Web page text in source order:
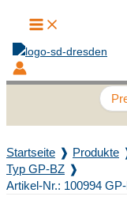
Startseite Produkte
Typ GP-BZ
Artikel-Nr.: 100994